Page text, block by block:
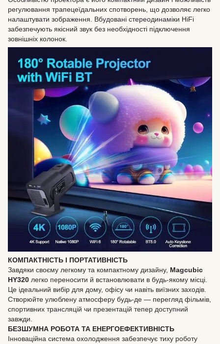
регулювання трапецеїдальних спотворень, що дозволяє легко
налаштувати зображення. Вбудовані стереодинаміки HiFi
забезпечують якісний звук без необхідності підключення
зовнішніх колонок.
КОМПАКТНІСТЬ І ПОРТАТИВНІСТЬ
Завдяки своєму легкому та компактному дизайну, Magcubic
HY320 легко переносити й встановлювати в будь-якому місці.
Це ідеальний вибір для дому, офісу чи навіть виїзних заходів.
Створюйте улюблену атмосферу будь-де — перегляд фільмів,
спортивних трансляцій чи презентацій тепер доступний
завжди.
БЕЗШУМНА РОБОТА ТА ЕНЕРГОЕФЕКТИВНІСТЬ
Інноваційна система охолодження забезпечує тиху роботу